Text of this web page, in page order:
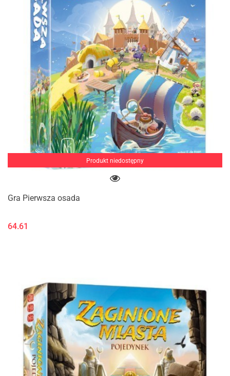
Produkt niedostępny
Gra Pierwsza osada
64.61